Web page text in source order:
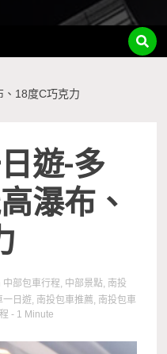
18度C巧克力
遊-多
瀑布、
中部包車行程, 中部景點, 南投
一日遊, 南投包車推薦, 南投包車
- 1 Minute